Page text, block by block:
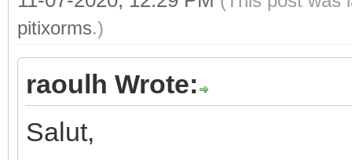
pitixorms.)
raoulh Wrote:
Salut,